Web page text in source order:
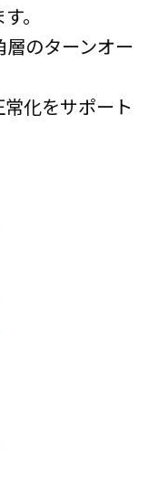
。
のターンオー
化をサポート